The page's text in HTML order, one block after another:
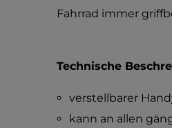
Fahrrad immer
Technische
verstellbarer
kann an allen